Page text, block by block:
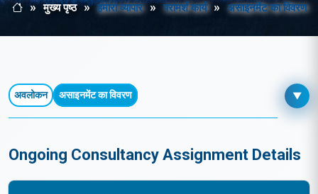
Breadcrumb
मुख्य पृष्ठमुख्य पृष्ठ हमारा व्यापार परामर्श कार्य असाइनमेंट का विवरण
अवलोकन असाइनमेंट का विवरण ▼
Ongoing Consultancy Assignment Details